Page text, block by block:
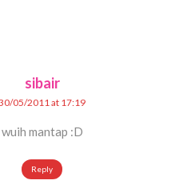
sibair
05/2011 at 17:19
wuih mantap :D
Reply